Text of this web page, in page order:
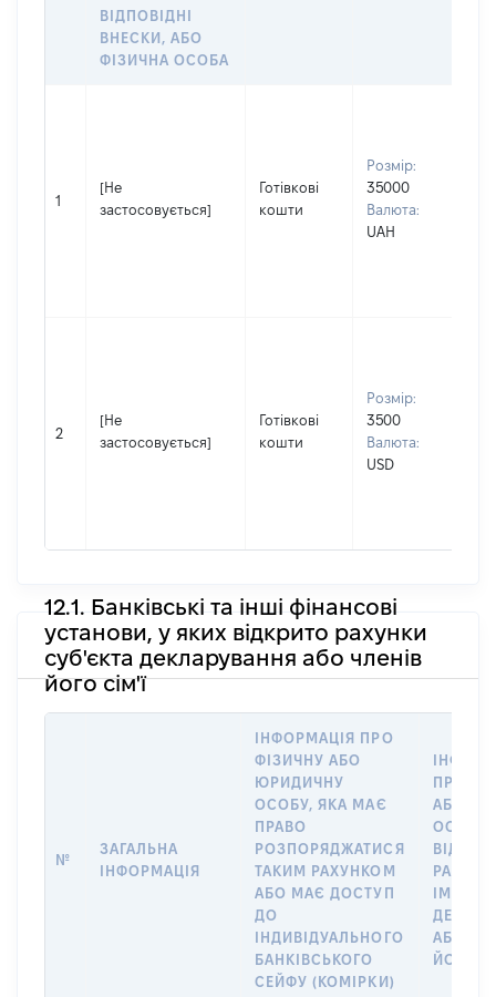
ВІДПОВІДНІ
ВНЕСКИ, АБО
ФІЗИЧНА ОСОБА
1
[Не
застосовується]
Готівкові
кошти
Розмір:
35000
Валюта:
UAH
2
[Не
застосовується]
Готівкові
кошти
Розмір:
3500
Валюта:
USD
12.1. Банківські та інші фінансові
установи, у яких відкрито рахунки
суб'єкта декларування або членів
його сім'ї
№
ЗАГАЛЬНА
ІНФОРМАЦІЯ
ІНФОРМАЦІЯ ПРО
ФІЗИЧНУ АБО
ЮРИДИЧНУ
ОСОБУ, ЯКА МАЄ
ПРАВО
РОЗПОРЯДЖАТИСЯ
ТАКИМ РАХУНКОМ
АБО МАЄ ДОСТУП
ДО
ІНДИВІДУАЛЬНОГО
БАНКІВСЬКОГО
СЕЙФУ (КОМІРКИ)
ПРО
АБО
ОСОБУ,
ІМ’Я
АБО
ЙОГО